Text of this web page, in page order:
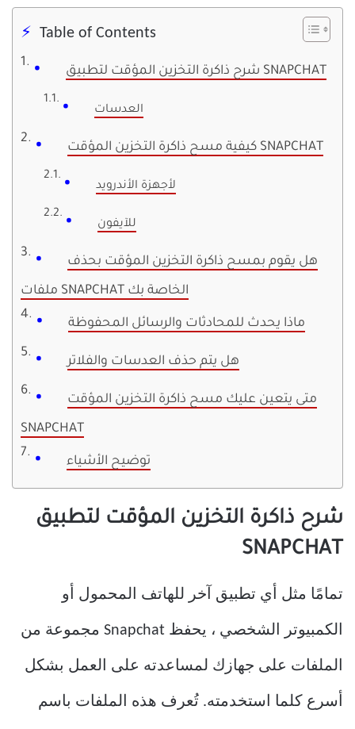
Table of Contents
شرح ذاكرة التخزين المؤقت لتطبيق SNAPCHAT
العدسات
كيفية مسح ذاكرة التخزين المؤقت SNAPCHAT
لأجهزة الأندرويد
للآيفون
هل يقوم بمسح ذاكرة التخزين المؤقت بحذف
ملفات SNAPCHAT الخاصة بك
ماذا يحدث للمحادثات والرسائل المحفوظة
هل يتم حذف العدسات والفلاتر
متى يتعين عليك مسح ذاكرة التخزين المؤقت
SNAPCHAT
توضيح الأشياء
شرح ذاكرة التخزين المؤقت لتطبيق
SNAPCHAT
تمامًا مثل أي تطبيق آخر للهاتف المحمول أو
الكمبيوتر الشخصي ، يحفظ Snapchat مجموعة من
الملفات على جهازك لمساعدته على العمل بشكل
أسرع كلما استخدمته. تُعرف هذه الملفات باسم